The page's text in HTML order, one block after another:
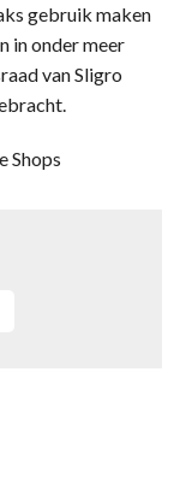
gebruik maken
in onder meer
van Sligro
Shops